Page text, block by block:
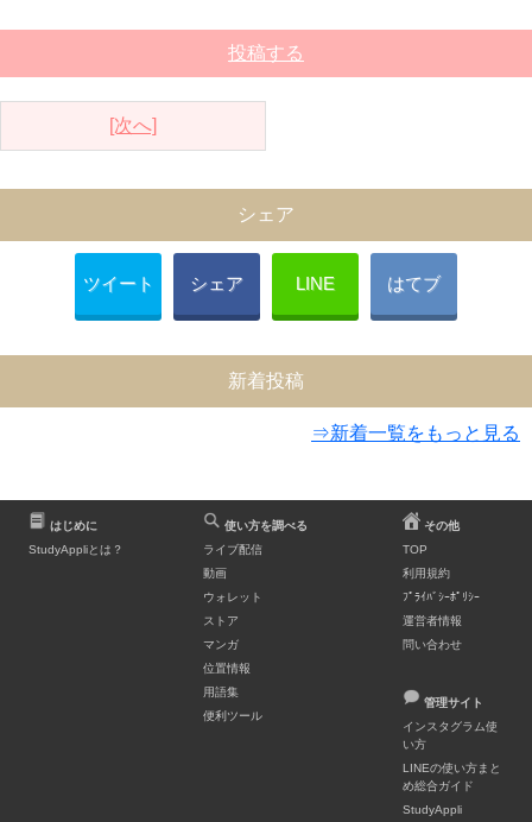
投稿する
[次へ]
シェア
ツイート シェア LINE はてブ
新着投稿
⇒新着一覧をもっと見る
はじめに
StudyAppliとは？
使い方を調べる
ライブ配信
動画
ウォレット
ストア
マンガ
位置情報
用語集
便利ツール
その他
TOP
利用規約
ﾌﾟﾗｲﾊﾞｼｰﾎﾟﾘｼｰ
運営者情報
問い合わせ
管理サイト
インスタグラム使
い方
LINEの使い方まと
め総合ガイド
StudyAppli